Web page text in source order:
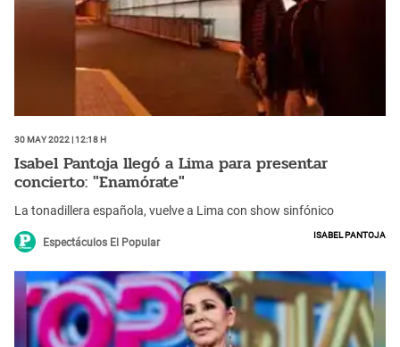
30 May 2022 | 12:18 h
Isabel Pantoja llegó a Lima para presentar
concierto: "Enamórate"
La tonadillera española, vuelve a Lima con show sinfónico
Espectáculos El Popular
Isabel Pantoja